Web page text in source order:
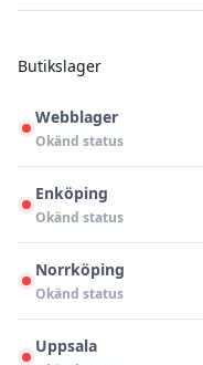
Butikslager
Webblager
Okänd status
Enköping
Okänd status
Norrköping
Okänd status
Uppsala